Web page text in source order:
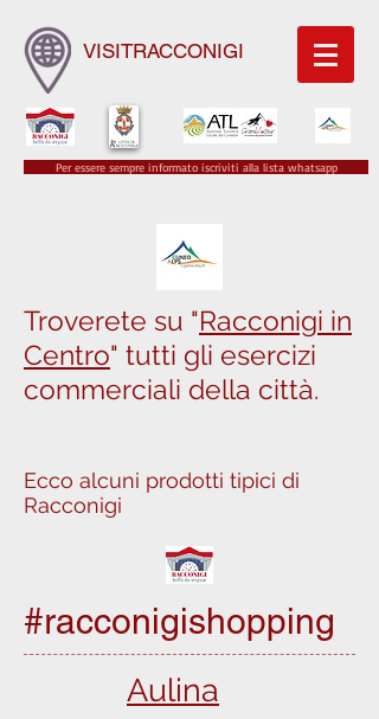
VISITRACCONIGI
Per essere sempre informato iscriviti alla lista whatsapp
Troverete su "Racconigi in
Centro" tutti gli esercizi
commerciali della città.
Ecco alcuni prodotti tipici di
Racconigi
#racconigishopping
Aulina